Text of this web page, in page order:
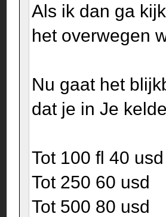
Als ik dan ga
het overwegen
Nu gaat het
dat je in Je
Tot 100 fl 40 usd
Tot 250 60 usd
Tot 500 80 usd